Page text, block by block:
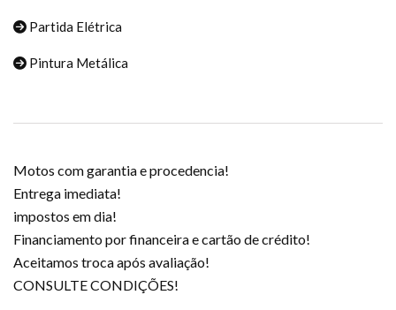
Partida Elétrica
Pintura Metálica
Motos com garantia e procedencia!
Entrega imediata!
impostos em dia!
Financiamento por financeira e cartão de crédito!
Aceitamos troca após avaliação!
CONSULTE CONDIÇÕES!